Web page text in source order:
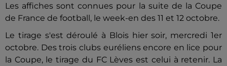
Les affiches sont connues pour la suite de la Coupe
de France de football, le week-en des 11 et 12 octobre.
Le tirage s'est déroulé à Blois hier soir, mercredi 1er
octobre. Des trois clubs euréliens encore en lice pour
la Coupe, le tirage du FC Lèves est celui à retenir. La